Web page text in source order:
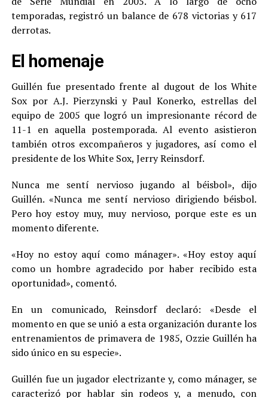
temporadas, registró un balance de 678 victorias y 617
derrotas.
El homenaje
Guillén fue presentado frente al dugout de los White
Sox por A.J. Pierzynski y Paul Konerko, estrellas del
equipo de 2005 que logró un impresionante récord de
11-1 en aquella postemporada. Al evento asistieron
también otros excompañeros y jugadores, así como el
presidente de los White Sox, Jerry Reinsdorf.
Nunca me sentí nervioso jugando al béisbol», dijo
Guillén. «Nunca me sentí nervioso dirigiendo béisbol.
Pero hoy estoy muy, muy nervioso, porque este es un
momento diferente.
«Hoy no estoy aquí como mánager». «Hoy estoy aquí
como un hombre agradecido por haber recibido esta
oportunidad», comentó.
En un comunicado, Reinsdorf declaró: «Desde el
momento en que se unió a esta organización durante los
entrenamientos de primavera de 1985, Ozzie Guillén ha
sido único en su especie».
Guillén fue un jugador electrizante y, como mánager, se
caracterizó por hablar sin rodeos y, a menudo, con